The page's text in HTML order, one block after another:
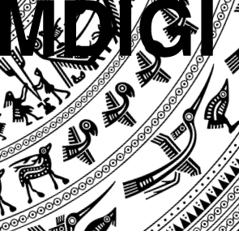
sửa lỗi ngữ pháp và đạo văn
vấn mà một người cần có để hiểu
đối tượng mục tiêu của mình.
ký tự phù hợp trong bài viết của